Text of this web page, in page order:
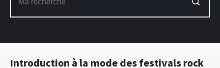
Introduction à la mode des festivals rock